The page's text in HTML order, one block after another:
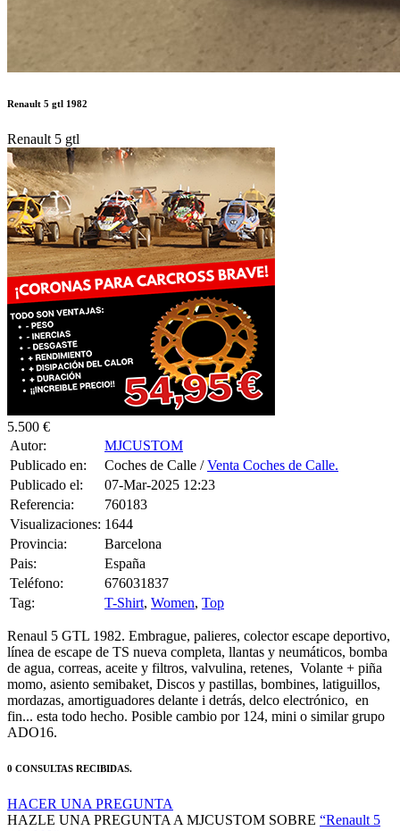
Autor:
Publicado en:
Coches de Calle /
Publicado el:
07-Mar-2025 12:23
Referencia:
760183
Visualizaciones:
1644
Provincia:
Barcelona
Pais:
España
Teléfono:
676031837
Tag:
T-Shirt,Women
Renaul 5 GTL 1982. Embrague, palieres, colector escape deportivo,
línea de escape de TS nueva completa, llantas y neumáticos, bomba
de agua, correas, aceite y filtros, valvulina, retenes, Volante + piña
momo, asiento semibaket, Discos y pastillas, bombines, latiguillos,
mordazas, amortiguadores delante i detrás, delco electrónico, en
fin... esta todo hecho. Posible cambio por 124, mini o similar grupo
ADO16.
HAZLE UNA PREGUNTA A MJCUSTOM SOBRE
gtl 1982”